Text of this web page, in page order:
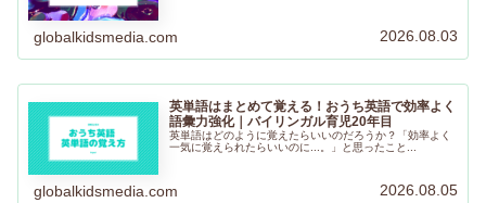
globalkidsmedia.com 2026.08.03
英単語はまとめて覚える！おうち英語で効率よく
語彙力強化｜バイリンガル育児20年目
英単語はどのように覚えたらいいのだろうか？「効率よく
一気に覚えられたらいいのに...。」と思ったこと...
globalkidsmedia.com 2026.08.05